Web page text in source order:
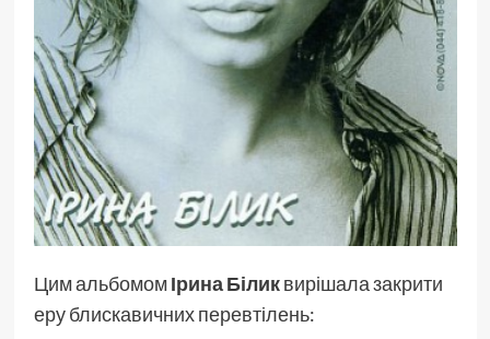
Цим альбомомІрина Біликвирішала закрити
еру блискавичних перевтілень: